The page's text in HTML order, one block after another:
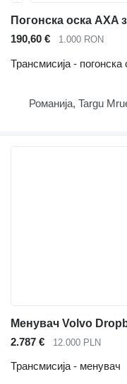
190,60 € 1.000 RON
Трансмисија - погонска
Романија, Targu
2.787 € 12.000 PLN
Трансмисија - менувач